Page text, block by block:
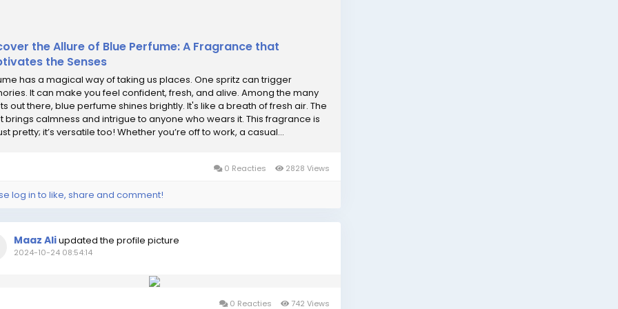
the Allure of Blue Perfume: A Fragrance that
the Senses
has a magical way of taking us places. One spritz can trigger
It can make you feel confident, fresh, and alive. Among the many
out there, blue perfume shines brightly. It's like a breath of fresh air. The
brings calmness and intrigue to anyone who wears it. This fragrance is
pretty; it’s versatile too! Whether you’re off to work, a casual...
0 Reacties 2828 Views
log in to like, share and comment!
Maaz Aliupdated the profile picture
2024-10-24 08:54:14
0 Reacties 742 Views